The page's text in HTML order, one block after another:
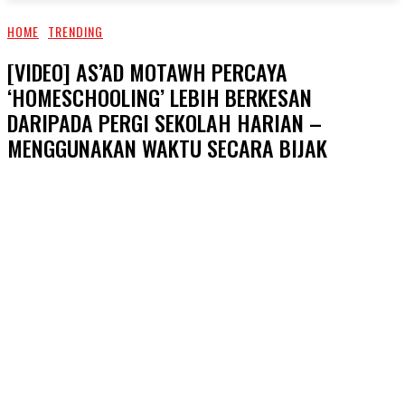
HOME TRENDING
[VIDEO] AS’AD MOTAWH PERCAYA
‘HOMESCHOOLING’ LEBIH BERKESAN
DARIPADA PERGI SEKOLAH HARIAN –
MENGGUNAKAN WAKTU SECARA BIJAK